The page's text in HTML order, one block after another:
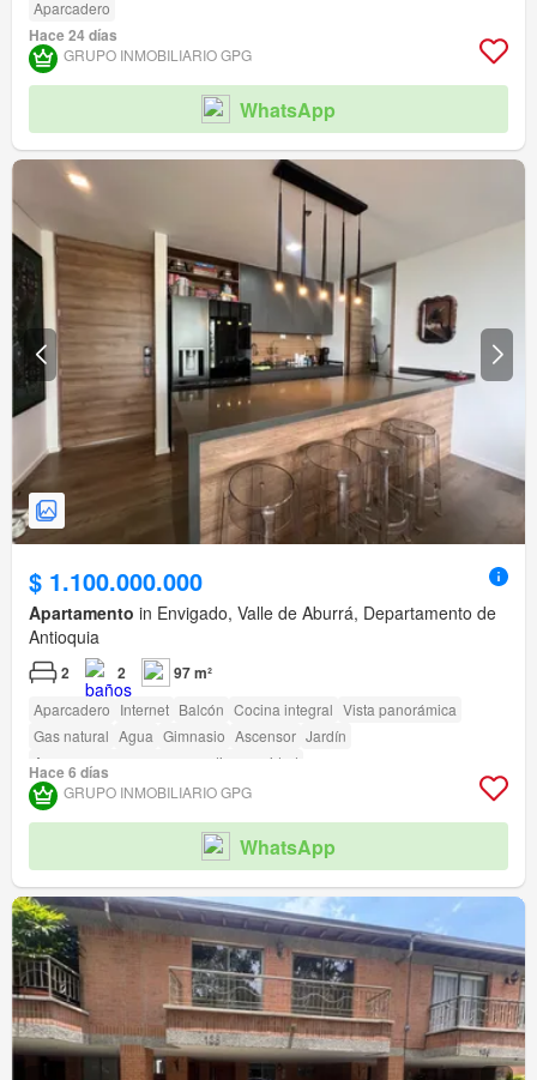
Aparcadero
Hace 24 días
GRUPO INMOBILIARIO GPG
WhatsApp
$ 1.100.000.000
Apartamento in Envigado, Valle de Aburrá, Departamento de
Antioquia
2 2 97 m²
Aparcadero Internet Balcón Cocina integral Vista panorámica
Gas natural Agua Gimnasio Ascensor Jardín
Acceso para personas con discapacidad
Hace 6 días
GRUPO INMOBILIARIO GPG
WhatsApp